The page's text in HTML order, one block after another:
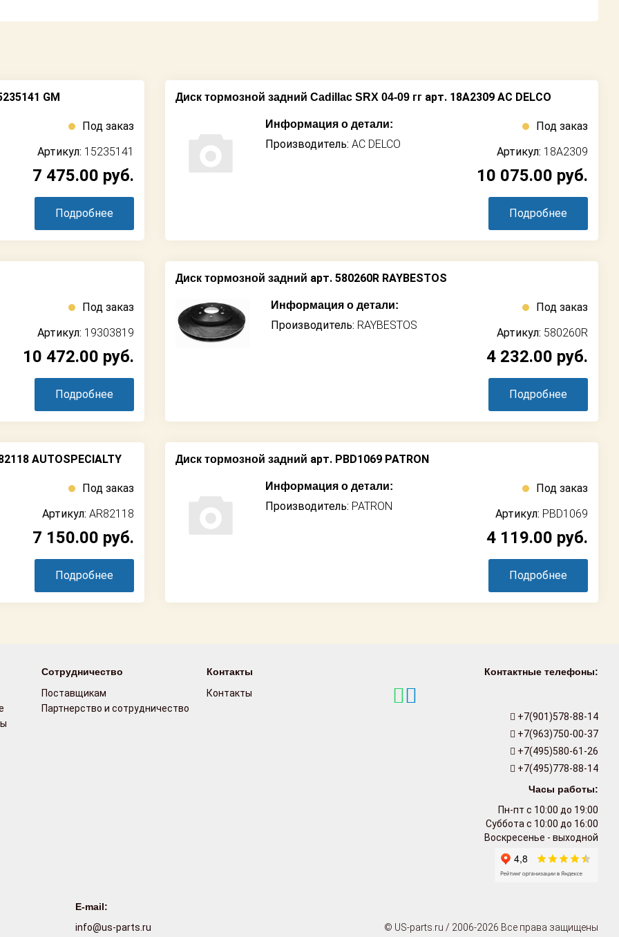
GM
Под заказ
Артикул: 15235141
7 475.00 руб.
Подробнее
Диск тормозной задний Cadillac SRX 04-09 гг арт. 18A2309 AC DELCO
Информация о детали:
Производитель: AC DELCO
Под заказ
Артикул: 18A2309
10 075.00 руб.
Подробнее
Под заказ
Артикул: 19303819
10 472.00 руб.
Подробнее
Диск тормозной задний арт. 580260R RAYBESTOS
Информация о детали:
Производитель: RAYBESTOS
Под заказ
Артикул: 580260R
4 232.00 руб.
Подробнее
AUTOSPECIALTY
Под заказ
Артикул: AR82118
7 150.00 руб.
Подробнее
Диск тормозной задний арт. PBD1069 PATRON
Информация о детали:
Производитель: PATRON
Под заказ
Артикул: PBD1069
4 119.00 руб.
Подробнее
Сотрудничество
Поставщикам
Партнерство и сотрудничество
Контакты
Контакты
Контактные телефоны:
+7(901)578-88-14
+7(963)750-00-37
+7(495)580-61-26
+7(495)778-88-14
Часы работы:
Пн-пт с 10:00 до 19:00
Суббота с 10:00 до 16:00
Воскресенье - выходной
E-mail:
info@us-parts.ru
© US-parts.ru / 2006-2026 Все права защищены